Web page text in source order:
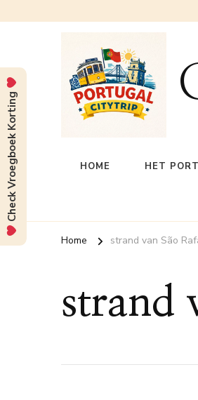
HOME HET
Home strand van São
strand
Check Vroegboek Korting